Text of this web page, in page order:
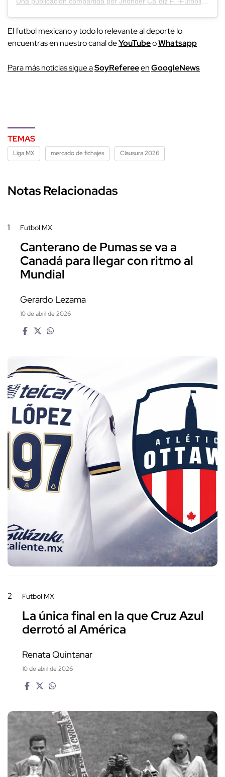
El futbol mexicano y todo lo relevante al deporte lo
encuentras en nuestro canal deYouTubeoWhatsapp
Para más noticias sigue aSoyRefereeenGoogleNews
TEMAS
Liga MX mercado de fichajes Clausura 2026
Notas Relacionadas
1 Futbol MX
Canterano de Pumas se va a
Canadá para llegar con ritmo al
Mundial
Gerardo Lezama
10 de abril de 2026
2 Futbol MX
La única final en la que Cruz Azul
derrotó al América
Renata Quintanar
10 de abril de 2026